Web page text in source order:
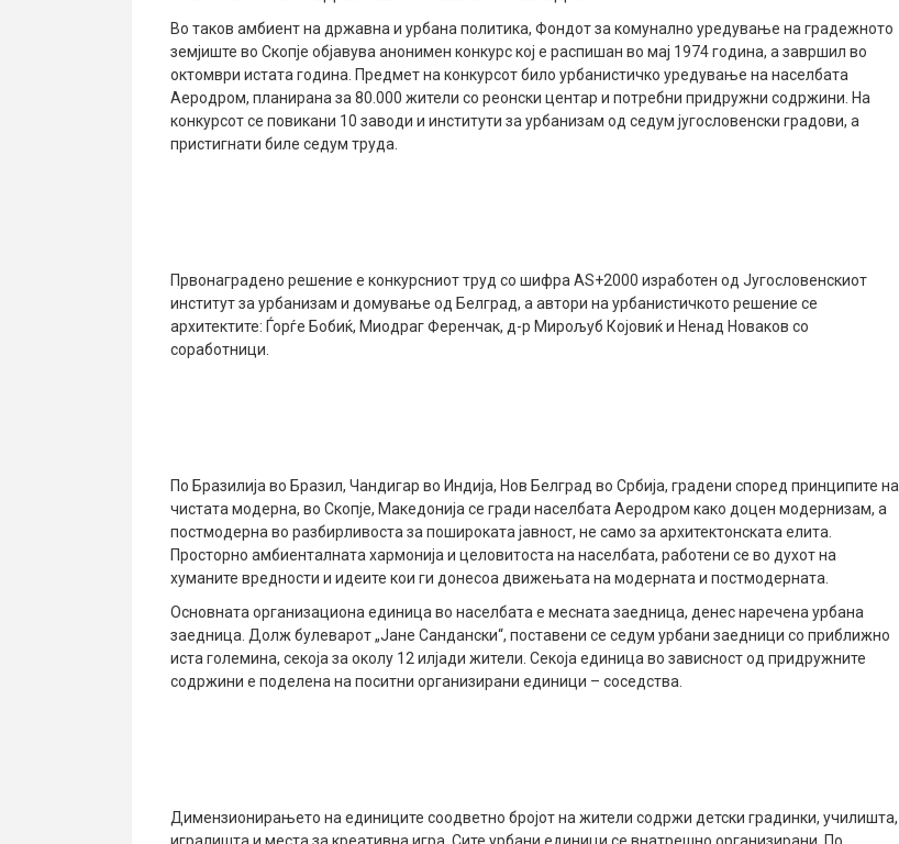
Во таков амбиент на државна и урбана политика, Фондот за комунално уредување на градежното
земјиште во Скопје објавува анонимен конкурс кој е распишан во мај 1974 година, а завршил во
октомври истата година. Предмет на конкурсот било урбанистичко уредување на населбата
Аеродром, планирана за 80.000 жители со реонски центар и потребни придружни содржини. На
конкурсот се повикани 10 заводи и институти за урбанизам од седум југословенски градови, а
пристигнати биле седум труда.
Првонаградено решение е конкурсниот труд со шифра AS+2000 изработен од Југословенскиот
институт за урбанизам и домување од Белград, а автори на урбанистичкото решение се
архитектите: Ѓорѓе Бобиќ, Миодраг Ференчак, д-р Мирољуб Којовиќ и Ненад Новаков со
соработници.
По Бразилија во Бразил, Чандигар во Индија, Нов Белград во Србија, градени според принципите на
чистата модерна, во Скопје, Македонија се гради населбата Аеродром како доцен модернизам, а
постмодерна во разбирливоста за пошироката јавност, не само за архитектонската елита.
Просторно амбиенталната хармонија и целовитоста на населбата, работени се во духот на
хуманите вредности и идеите кои ги донесоа движењата на модерната и постмодерната.
Основната организациона единица во населбата е месната заедница, денес наречена урбана
заедница. Долж булеварот „Јане Сандански“, поставени се седум урбани заедници со приближно
иста големина, секоја за околу 12 илјади жители. Секоја единица во зависност од придружните
содржини е поделена на поситни организирани единици – соседства.
Димензионирањето на единиците соодветно бројот на жители содржи детски градинки, училишта,